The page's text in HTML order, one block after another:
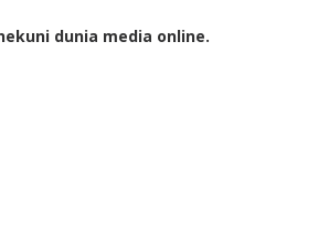
dunia media online.